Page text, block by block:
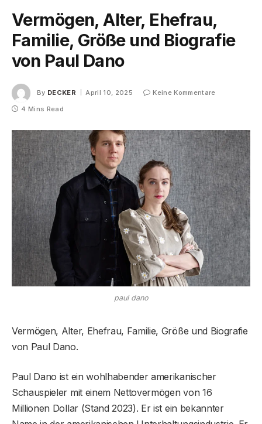
Vermögen, Alter, Ehefrau,
Familie, Größe und Biografie
von Paul Dano
By DECKER April 10, 2025
Keine Kommentare
4 Mins Read
paul dano
Vermögen, Alter, Ehefrau, Familie, Größe und Biografie
von Paul Dano.
Paul Dano ist ein wohlhabender amerikanischer
Schauspieler mit einem Nettovermögen von 16
Millionen Dollar (Stand 2023). Er ist ein bekannter